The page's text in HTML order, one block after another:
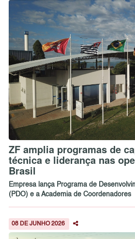
ZF amplia programas de
técnica e liderança nas
Brasil
Empresa lança Programa de
(PDO) e a Academia de Coordenadores
08 DE JUNHO 2026